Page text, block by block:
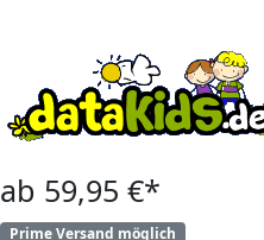
ab 59,95 €*
Prime Versand möglich